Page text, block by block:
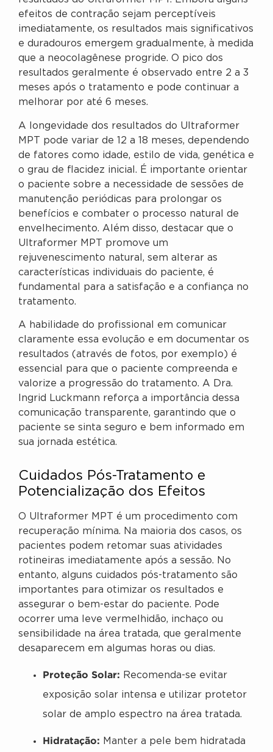
efeitos de contração sejam perceptíveis
imediatamente, os resultados mais significativos
e duradouros emergem gradualmente, à medida
que a neocolagênese progride. O pico dos
resultados geralmente é observado entre 2 a 3
meses após o tratamento e pode continuar a
melhorar por até 6 meses.
A longevidade dos resultados do Ultraformer
MPT pode variar de 12 a 18 meses, dependendo
de fatores como idade, estilo de vida, genética e
o grau de flacidez inicial. É importante orientar
o paciente sobre a necessidade de sessões de
manutenção periódicas para prolongar os
benefícios e combater o processo natural de
envelhecimento. Além disso, destacar que o
Ultraformer MPT promove um
rejuvenescimento natural, sem alterar as
características individuais do paciente, é
fundamental para a satisfação e a confiança no
tratamento.
A habilidade do profissional em comunicar
claramente essa evolução e em documentar os
resultados (através de fotos, por exemplo) é
essencial para que o paciente compreenda e
valorize a progressão do tratamento. A Dra.
Ingrid Luckmann reforça a importância dessa
comunicação transparente, garantindo que o
paciente se sinta seguro e bem informado em
sua jornada estética.
Cuidados Pós-Tratamento e
Potencialização dos Efeitos
O Ultraformer MPT é um procedimento com
recuperação mínima. Na maioria dos casos, os
pacientes podem retomar suas atividades
rotineiras imediatamente após a sessão. No
entanto, alguns cuidados pós-tratamento são
importantes para otimizar os resultados e
assegurar o bem-estar do paciente. Pode
ocorrer uma leve vermelhidão, inchaço ou
sensibilidade na área tratada, que geralmente
desaparecem em algumas horas ou dias.
Proteção Solar: Recomenda-se evitar
exposição solar intensa e utilizar protetor
solar de amplo espectro na área tratada.
Hidratação: Manter a pele bem hidratada